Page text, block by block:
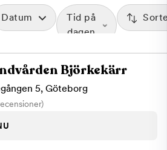
Datum
Tid på
dagen
Björkekärr
5, Göteborg